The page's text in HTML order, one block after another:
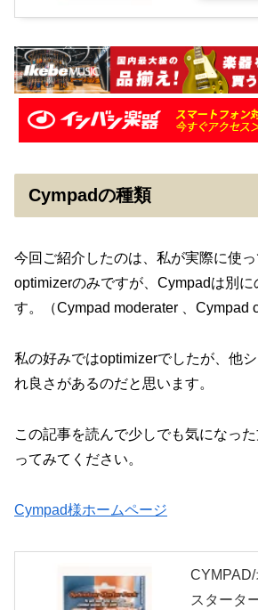
Cympadの種類
今回ご紹介したのは、私が実際に使
optimizerのみですが、Cympadは別に
す。（Cympad moderater 、Cympad
私の好みではoptimizerでしたが、他
れ良さがあるのだと思います。
この記事を読んで少しでも気になっ
ってみてください。
Cympad様ホームページ
スタータ